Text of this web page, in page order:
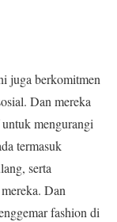
juga berkomitmen
Dan mereka
mengurangi
termasuk
serta
Dan
fashion di